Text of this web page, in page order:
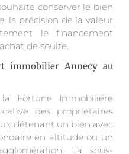
conserver le bien
la précision de la valeur
le financement
de soulte.
immobilier Annecy au
Fortune Immobilière
des propriétaires
détenant un bien avec
en altitude ou un
La sous-